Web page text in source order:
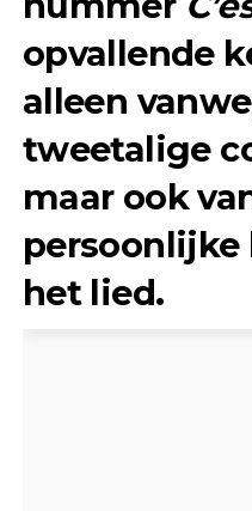
opvallende
alleen
tweetalige
maar ook
persoonlijke
het lied.